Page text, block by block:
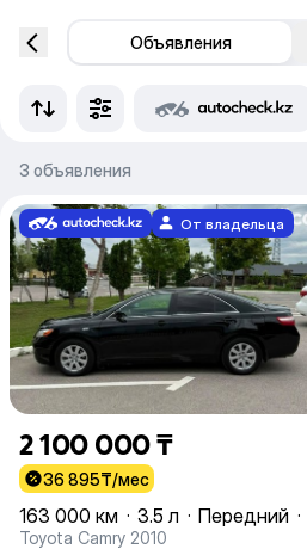
Объявления
3 объявления
От владельца
2 100 000 ₸
36 895₸/мес
163 000 км · 3.5 л · Передний ·
Toyota Camry 2010